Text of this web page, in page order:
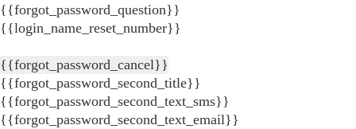
{{forgot_password_question}}
{{login_name_reset_number}}
{{forgot_password_cancel}}
{{forgot_password_second_title}}
{{forgot_password_second_text_sms}}
{{forgot_password_second_text_email}}